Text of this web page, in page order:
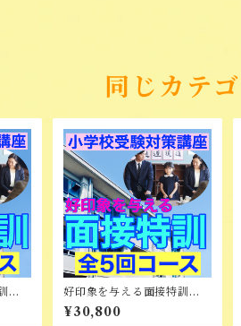
同じカテ
好印象を与える面接特訓
【全5回コース】
¥30,800